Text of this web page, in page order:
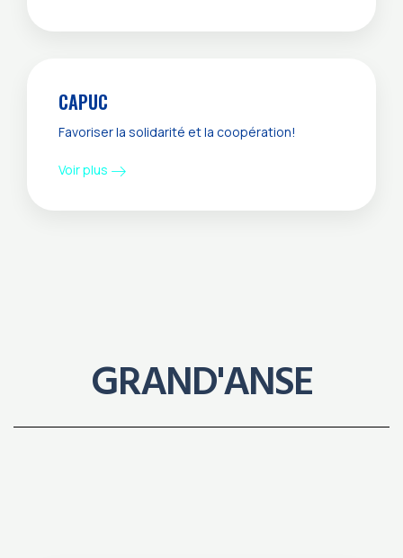
CAPUC
Favoriser la solidarité et la coopération!
Voir plus
GRAND'ANSE